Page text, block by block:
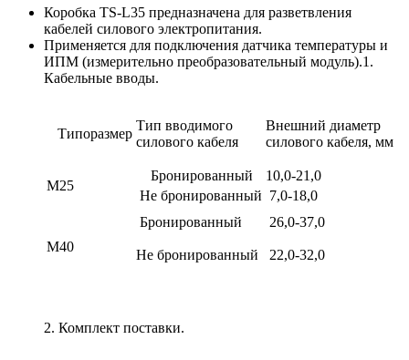
Коробка TS-L35 предназначена для разветвления
кабелей силового электропитания.
Применяется для подключения датчика температуры и
ИПМ (измерительно преобразовательный модуль).1.
Кабельные вводы.
Типоразмер
Тип вводимого
силового кабеля
Внешний диаметр
силового кабеля, мм
М25
Бронированный
10,0-21,0
Не бронированный 7,0-18,0
М40
Бронированный 26,0-37,0
Не бронированный 22,0-32,0
2. Комплект поставки.